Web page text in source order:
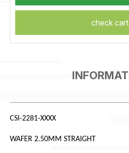
check cart
CSI-2281-XXXX
WAFER 2.50MM STRAIGHT